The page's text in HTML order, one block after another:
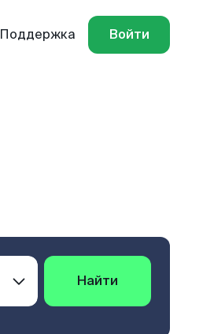
Поддержка Войти
Найти